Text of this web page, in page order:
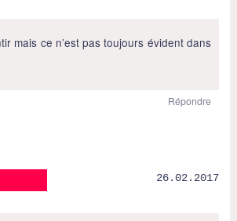
mais ce n’est pas toujours évident dans
Répondre
26.02.2017